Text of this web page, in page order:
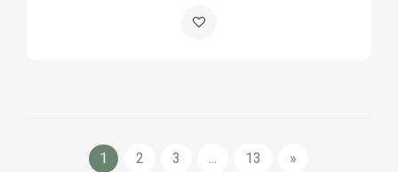
1 2 3 ... 13 »